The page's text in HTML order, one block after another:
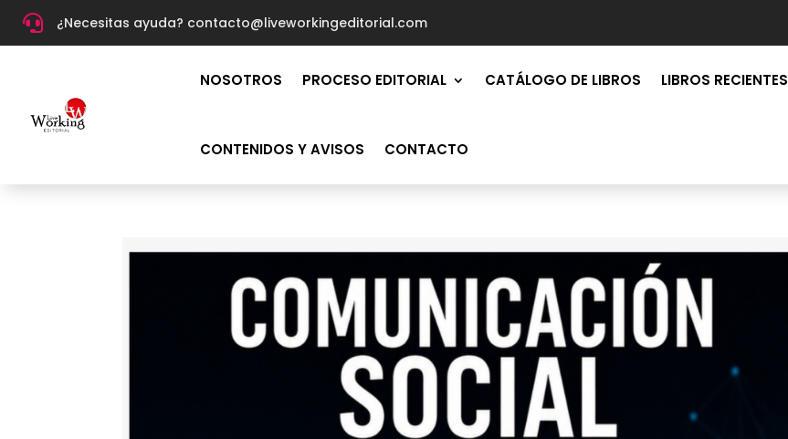
 ¿Necesitas ayuda? contacto@liveworkingeditorial.com
NOSOTROS PROCESO EDITORIAL CATÁLOGO DE LIBROS LIBROS RECIENTES
CONTENIDOS Y AVISOS CONTACTO